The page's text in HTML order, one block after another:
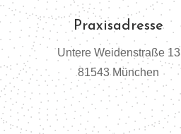
Praxisadresse
Untere Weidenstraße 13
81543 München